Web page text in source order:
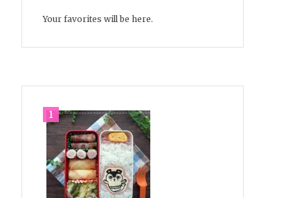
Your favorites will be here.